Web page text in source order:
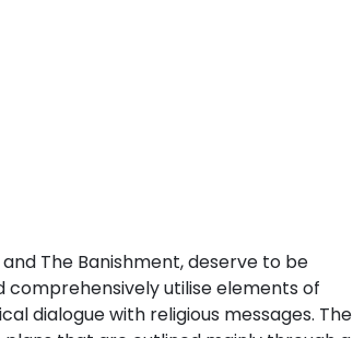
The Banishment, deserve to be
utilise elements of
dialogue with religious messages. The